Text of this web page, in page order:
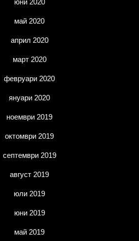
юни 2020
май 2020
април 2020
март 2020
февруари 2020
януари 2020
ноември 2019
октомври 2019
септември 2019
август 2019
юли 2019
юни 2019
май 2019